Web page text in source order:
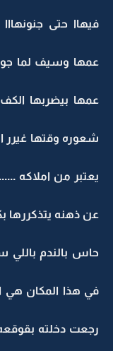
فيهاا حتى
عمها وسيف لما جو
عمها بيضربها
شعوره وقتها
يعتبر من املاكه
عن ذهنه يتذكررها
حاس بالندم باللي
في هذا المكان هي
رجعت دخلته بقوقعه